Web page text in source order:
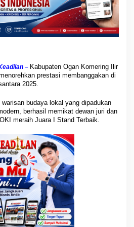
A
n
y
a
m
P
u
r
n
M
e
u
k
a
u
P
a
l
e
m
b
– Kabupaten Ogan Komering Ilir
prestasi membanggakan di
2025.
budaya lokal yang dipadukan
berhasil memikat dewan juri dan
meraih Juara I Stand Terbaik.